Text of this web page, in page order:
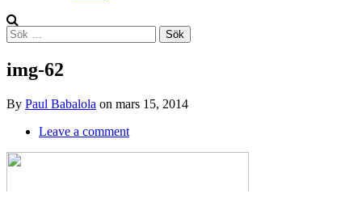
Sök
efter:
img-62
By Paul Babalola on mars 15, 2014
Leave a comment